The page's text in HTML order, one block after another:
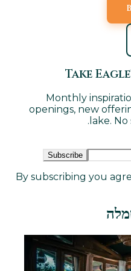
Take
Monthly
openings, new
lake.
Subscribe
By subscribing you